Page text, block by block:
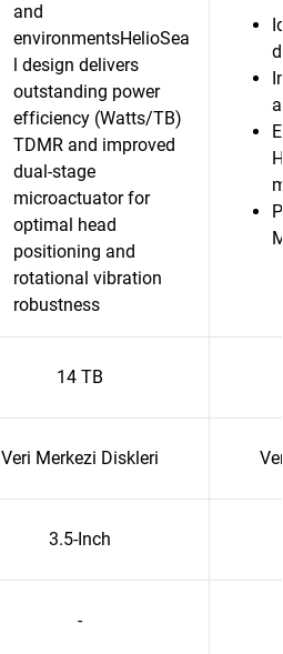
and
environmentsHelioSea
l design delivers
outstanding power
efficiency (Watts/TB)
TDMR and improved
dual-stage
microactuator for
optimal head
positioning and
rotational vibration
robustness
14 TB
Veri Merkezi Diskleri
3.5-Inch
-